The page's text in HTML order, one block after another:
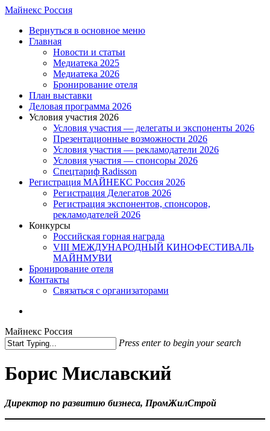
Skip
main
content
Майнекс Россия
Menu
Вернуться в основное меню
Главная
Новости и статьи
Медиатека 2025
Медиатека 2026
Бронирование отеля
План выставки
Деловая программа 2026
Условия участия 2026
Условия участия — делегаты и экспоненты 2026
Презентационные возможности 2026
Условия участия — рекламодатели 2026
Условия участия — спонсоры 2026
Спецтариф Radisson
Регистрация МАЙНЕКС Россия 2026
Регистрация Делегатов 2026
Регистрация экспонентов, спонсоров,
рекламодателей 2026
Конкурсы
Российская горная награда
VIII МЕЖДУНАРОДНЫЙ КИНОФЕСТИВАЛЬ
МАЙНМУВИ
Бронирование отеля
Контакты
Связаться с организаторами
Майнекс Россия
Press enter to begin your search
Search
Борис Миславский
Директор по развитию бизнеса, ПромЖилСтрой